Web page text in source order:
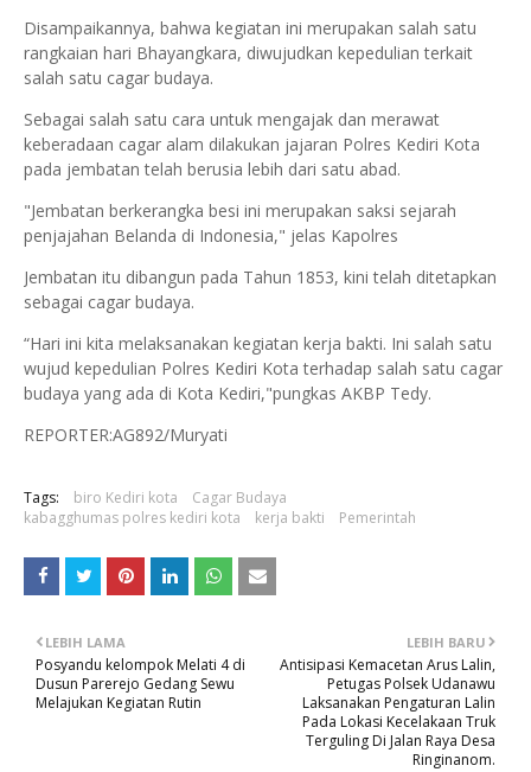
Disampaikannya, bahwa kegiatan ini merupakan salah satu
rangkaian hari Bhayangkara, diwujudkan kepedulian terkait
salah satu cagar budaya.
Sebagai salah satu cara untuk mengajak dan merawat
keberadaan cagar alam dilakukan jajaran Polres Kediri Kota
pada jembatan telah berusia lebih dari satu abad.
"Jembatan berkerangka besi ini merupakan saksi sejarah
penjajahan Belanda di Indonesia," jelas Kapolres
Jembatan itu dibangun pada Tahun 1853, kini telah ditetapkan
sebagai cagar budaya.
“Hari ini kita melaksanakan kegiatan kerja bakti. Ini salah satu
wujud kepedulian Polres Kediri Kota terhadap salah satu cagar
budaya yang ada di Kota Kediri,"pungkas AKBP Tedy.
REPORTER:AG892/Muryati
Tags: biro Kediri kota
Cagar Budaya
kabagghumas polres kediri kota
kerja bakti Pemerintah
LEBIH BARU
Antisipasi Kemacetan Arus Lalin,
Petugas Polsek Udanawu
Laksanakan Pengaturan Lalin
Pada Lokasi Kecelakaan Truk
Terguling Di Jalan Raya Desa
Ringinanom.
LEBIH LAMA
Posyandu kelompok Melati 4 di
Dusun Parerejo Gedang Sewu
Melajukan Kegiatan Rutin